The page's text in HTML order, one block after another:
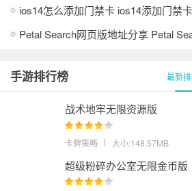
ios14怎么添加门禁卡 ios14添加门禁
Petal Search网页版地址分享 Petal
手游排行榜 最新
战术地牢无限资源版
卡牌策略 大小:148.57MB
超级粉碎办公室无限金币版